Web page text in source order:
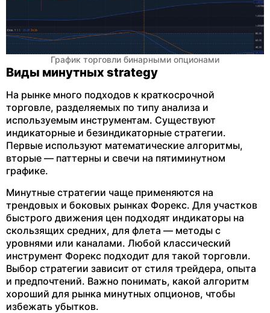
График торговли бинарными опционами
Виды минутных strategy
На рынке много подходов к краткосрочной
торговле, разделяемых по типу анализа и
используемым инструментам. Существуют
индикаторные и безиндикаторные стратегии.
Первые используют математические алгоритмы,
вторые — паттерны и свечи на пятиминутном
графике.
Минутные стратегии чаще применяются на
трендовых и боковых рынках Форекс. Для участков
быстрого движения цен подходят индикаторы на
скользящих средних, для флета — методы с
уровнями или каналами. Любой классический
инструмент Форекс подходит для такой торговли.
Выбор стратегии зависит от стиля трейдера, опыта
и предпочтений. Важно понимать, какой алгоритм
хороший для рынка минутных опционов, чтобы
избежать убытков.